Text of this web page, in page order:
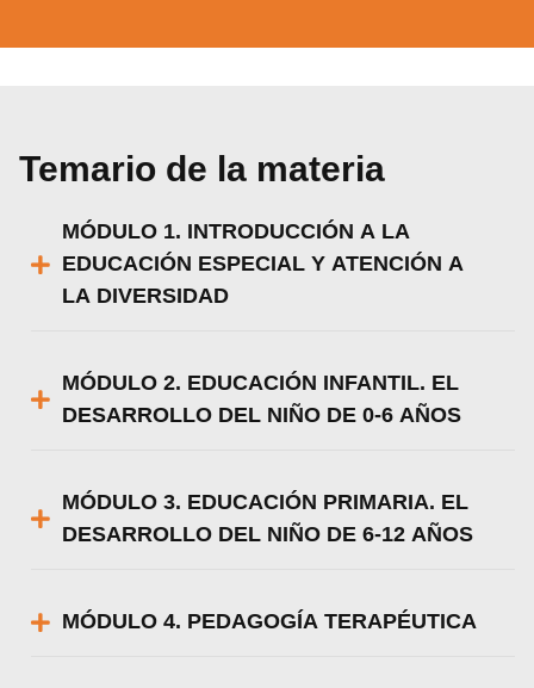
Temario de la materia
MÓDULO 1. INTRODUCCIÓN A LA
EDUCACIÓN ESPECIAL Y ATENCIÓN A
LA DIVERSIDAD
MÓDULO 2. EDUCACIÓN INFANTIL. EL
DESARROLLO DEL NIÑO DE 0-6 AÑOS
MÓDULO 3. EDUCACIÓN PRIMARIA. EL
DESARROLLO DEL NIÑO DE 6-12 AÑOS
MÓDULO 4. PEDAGOGÍA TERAPÉUTICA